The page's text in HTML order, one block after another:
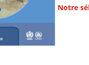
Notre